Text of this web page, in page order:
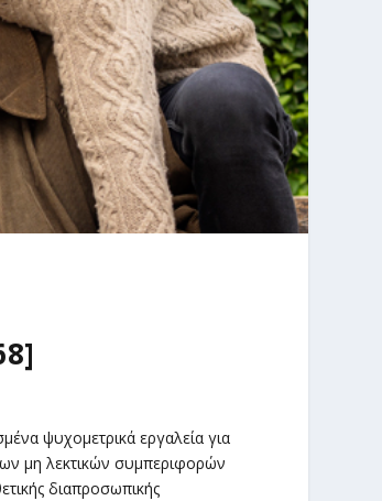
ψυχομετρικά εργαλεία για
μη λεκτικών συμπεριφορών
διαπροσωπικής